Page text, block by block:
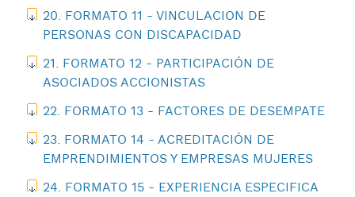
20. FORMATO 11 - VINCULACION DE
PERSONAS CON DISCAPACIDAD
21. FORMATO 12 - PARTICIPACIÓN DE
ASOCIADOS ACCIONISTAS
22. FORMATO 13 - FACTORES DE DESEMPATE
23. FORMATO 14 - ACREDITACIÓN DE
EMPRENDIMIENTOS Y EMPRESAS MUJERES
24. FORMATO 15 - EXPERIENCIA ESPECIFICA